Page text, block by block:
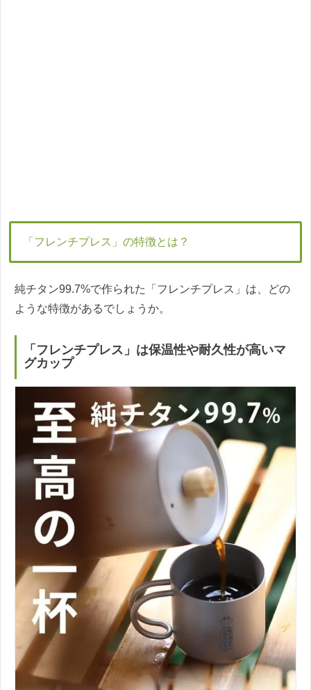
「フレンチプレス」の特徴とは？
純チタン99.7%で作られた「フレンチプレス」は、どの
ような特徴があるでしょうか。
「フレンチプレス」は保温性や耐久性が高いマ
グカップ